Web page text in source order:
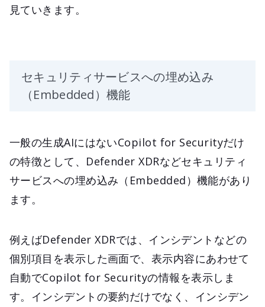
見ていきます。
セキュリティサービスへの埋め込み
（Embedded）機能
一般の生成AIにはないCopilot for Securityだけ
の特徴として、Defender XDRなどセキュリティ
サービスへの埋め込み（Embedded）機能があり
ます。
例えばDefender XDRでは、インシデントなどの
個別項目を表示した画面で、表示内容にあわせて
自動でCopilot for Securityの情報を表示しま
す。インシデントの要約だけでなく、インシデン